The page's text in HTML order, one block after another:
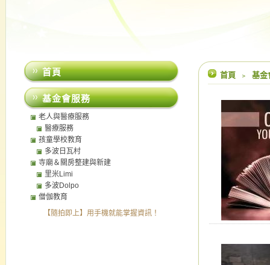
首頁 ﹥ 基金
首頁
基金會服務
老人與醫療服務
醫療服務
孩童學校教育
多波日瓦村
寺廟＆關房整建與新建
里米Limi
多波Dolpo
僧伽教育
【隨拍即上】用手機就能掌握資訊！